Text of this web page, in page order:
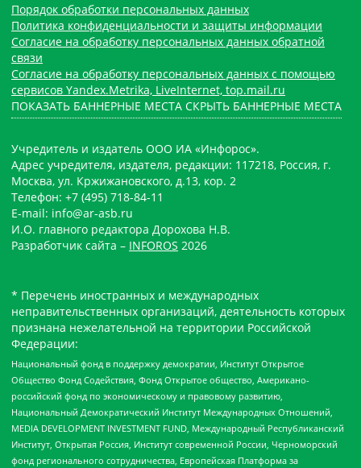
Порядок обработки персональных данных
Политика конфиденциальности и защиты информации
Согласие на обработку персональных данных обратной
связи
Согласие на обработку персональных данных с помощью
сервисов Yandex.Metrika, LiveInternet, top.mail.ru
ПОКАЗАТЬ БАННЕРНЫЕ МЕСТА СКРЫТЬ БАННЕРНЫЕ МЕСТА
Учредитель и издатель ООО ИА «Инфорос».
Адрес учредителя, издателя, редакции: 117218, Россия, г.
Москва, ул. Кржижановского, д.13, кор. 2
Телефон: +7 (495) 718-84-11
E-mail: info@ar-asb.ru
И.О. главного редактора Дорохова Н.В.
Разработчик сайта – INFOROS 2026
* Перечень иностранных и международных
неправительственных организаций, деятельность которых
признана нежелательной на территории Российской
Федерации:
Национальный фонд в поддержку демократии, Институт Открытое
Общество Фонд Содействия, Фонд Открытое общество, Американо-
российский фонд по экономическому и правовому развитию,
Национальный Демократический Институт Международных Отношений,
MEDIA DEVELOPMENT INVESTMENT FUND, Международный Республиканский
Институт, Открытая Россия, Институт современной России, Черноморский
фонд регионального сотрудничества, Европейская Платформа за